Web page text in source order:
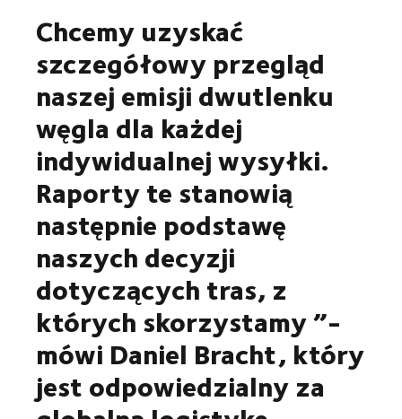
Chcemy uzyskać
szczegółowy przegląd
naszej emisji dwutlenku
węgla dla każdej
indywidualnej wysyłki.
Raporty te stanowią
następnie podstawę
naszych decyzji
dotyczących tras, z
których skorzystamy ”-
mówi Daniel Bracht, który
jest odpowiedzialny za